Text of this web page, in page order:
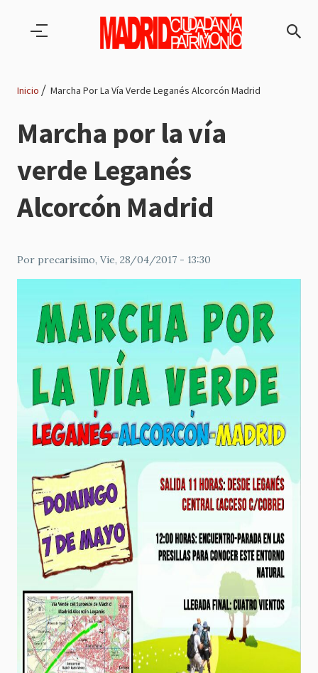
Ruta
de
navegación
Inicio Marcha Por La Vía Verde Leganés Alcorcón Madrid
Marcha por la vía
verde Leganés
Alcorcón Madrid
Por precarisimo, Vie, 28/04/2017 - 13:30